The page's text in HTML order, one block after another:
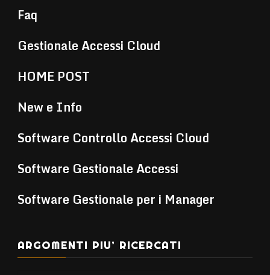
Faq
Gestionale Accessi Cloud
HOME POST
New e Info
Software Controllo Accessi Cloud
Software Gestionale Accessi
Software Gestionale per i Manager
ARGOMENTI PIU’ RICERCATI